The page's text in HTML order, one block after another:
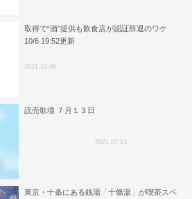
取得で“酒”提供も飲食店が認証辞退のワケ
10/6 19:52更新
2021.10.06
読売歌壇 ７月１３日
2021.07.13
東京・十条にある銭湯「十條湯」が喫茶スペ